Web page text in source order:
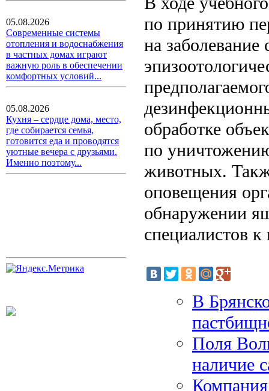
05.08.2026
Современные системы
отопления и водоснабжения
в частных домах играют
важную роль в обеспечении
комфортных условий...
05.08.2026
Кухня – сердце дома, место,
где собирается семья,
готовится еда и проводятся
уютные вечера с друзьями.
Именно поэтому...
по принятию
на
обработке
по
животных.
оповещения
обнаружении
специалистов
В
Поля
наличие